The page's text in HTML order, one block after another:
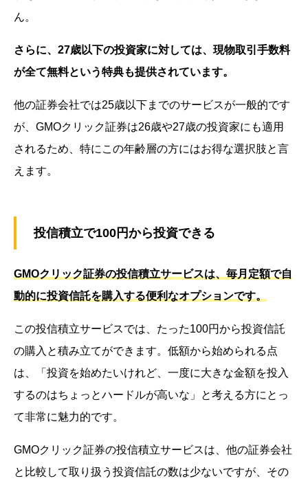
ん。
さらに、27歳以下の投資家に対しては、現物取引手数料
が全て無料という特典も提供されています。
他の証券会社では25歳以下までのサービスが一般的です
が、GMOクリック証券は26歳や27歳の投資家にも適用
されるため、特にこの年齢層の方にはお得な選択肢と言
えます。
投信積立で100円から投資できる
GMOクリック証券の投信積立サービスは、毎月定額で自
動的に投資信託を購入する便利なオプションです。
この投信積立サービスでは、たった100円から投資信託
の購入と積み立てができます。低額から始められる点
は、「投資を始めたいけれど、一度に大きな金額を投入
するのはちょっとハードルが高いな」と考える方にとっ
て非常に魅力的です。
GMOクリック証券の投信積立サービスは、他の証券会社
と比較して取り扱う投資信託の数は少ないですが、その